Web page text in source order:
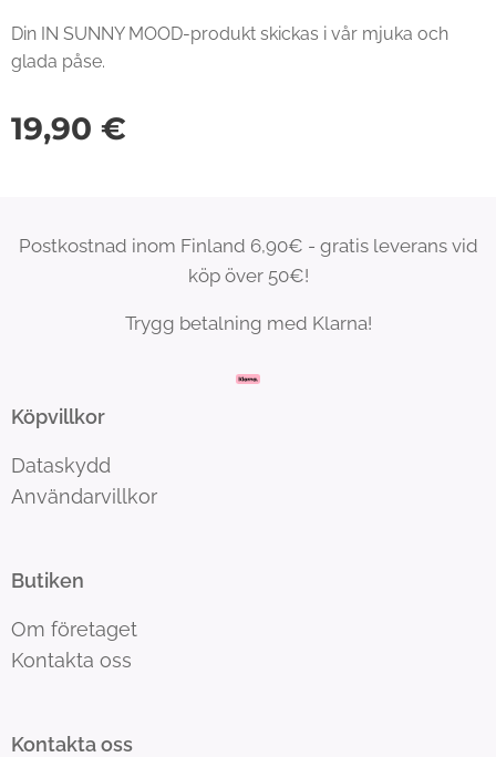
Din IN SUNNY MOOD-produkt skickas i vår mjuka och
glada påse.
19,90 €
Postkostnad inom Finland 6,90€ - gratis leverans vid
köp över 50€!
Trygg betalning med Klarna!
Köpvillkor
Dataskydd
Användarvillkor
Butiken
Om företaget
Kontakta oss
Kontakta oss